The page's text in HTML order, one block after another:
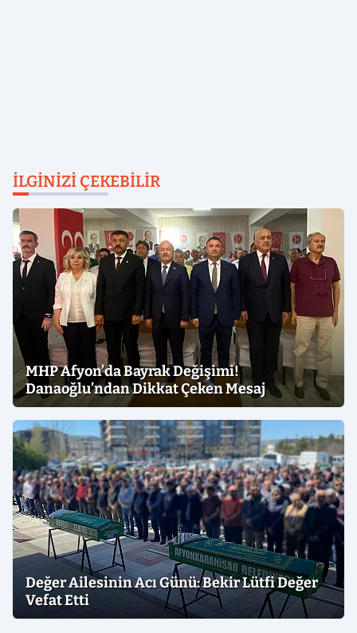
İLGINIZI ÇEKEBILIR
MHP Afyon’da Bayrak Değişimi!
Danaoğlu’ndan Dikkat Çeken Mesaj
Değer Ailesinin Acı Günü: Bekir Lütfi Değer
Vefat Etti